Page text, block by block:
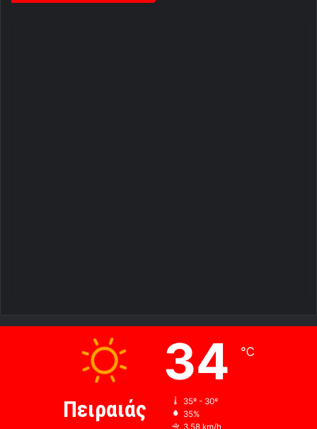
Πειραιάς
34 ℃
35º - 30º
35%
3.58 km/h